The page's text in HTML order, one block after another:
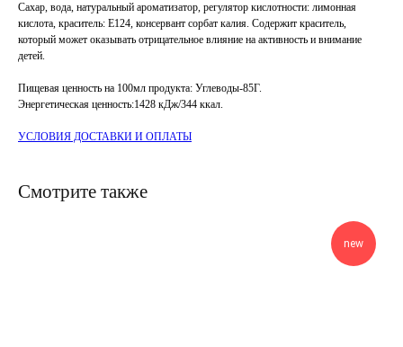
Сахар, вода, натуральный ароматизатор, регулятор кислотности: лимонная
кислота, краситель: Е124, консервант сорбат калия. Содержит краситель,
который может оказывать отрицательное влияние на активность и внимание
детей.
Пищевая ценность на 100мл продукта: Углеводы-85Г.
Энергетическая ценность:1428 кДж/344 ккал.
УСЛОВИЯ ДОСТАВКИ И ОПЛАТЫ
Смотрите также
new